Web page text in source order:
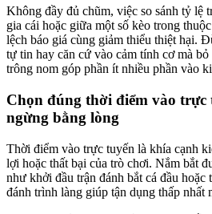
Không đầy đủ chũm, việc so sánh tỷ lệ
gia cái hoặc giữa một số kèo trong
lệch báo giá cùng giảm thiểu thiệt hại.
tự tin hay căn cứ vào cảm tính cơ mà
trông nom góp phần ít nhiều phần vào
Chọn đúng thời điểm vào trực
ngừng bằng lòng
Thời điểm vào trực tuyến là khía cạnh
lợi hoặc thất bại của trò chơi. Nắm bắt
như khởi đầu trận đánh bắt cá đầu hoặc
đánh trình làng giúp tận dụng thấp nhất